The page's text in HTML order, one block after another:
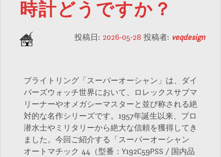
時計どうですか？
投稿日: 2026-05-28 投稿者: veqdesign
ブライトリング「スーパーオーシャン」は、ダイ
バーズウォッチ世界において、ロレックスサブマ
リーナーやオメガシーマスターと並び称される絶
対的な名作シリーズです。1957年誕生以来、プロ
潜水士やミリタリーから絶大な信頼を獲得してき
ました。今回ご紹介する「スーパーオーシャン
オートマチック 44（型番：Y192C59PSS / 国内品